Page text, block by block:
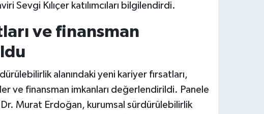
Sevgi Kılıçer katılımcıları bilgilendirdi.
ve finansman
alanındaki yeni kariyer fırsatları,
ve finansman imkanları değerlendirildi. Panele
Murat Erdoğan, kurumsal sürdürülebilirlik